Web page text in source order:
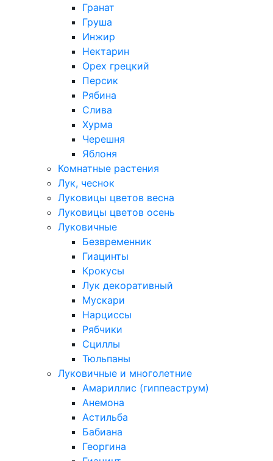
Гранат
Груша
Инжир
Нектарин
Орех грецкий
Персик
Рябина
Слива
Хурма
Черешня
Яблоня
Комнатные растения
Лук, чеснок
Луковицы цветов весна
Луковицы цветов осень
Луковичные
Безвременник
Гиацинты
Крокусы
Лук декоративный
Мускари
Нарциссы
Рябчики
Сциллы
Тюльпаны
Луковичные и многолетние
Амариллис (гиппеаструм)
Анемона
Астильба
Бабиана
Георгина